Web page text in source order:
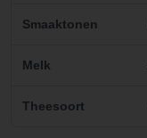
Smaaktonen
Melk
Theesoort